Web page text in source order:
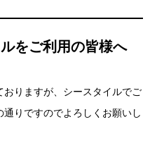
をご利用の皆様へ
おりますが、シースタイルでご
りですのでよろしくお願いし